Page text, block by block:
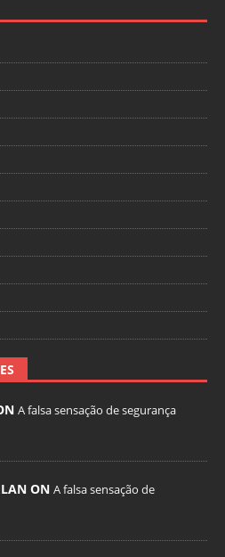
A falsa sensação de segurança
ON A falsa sensação de